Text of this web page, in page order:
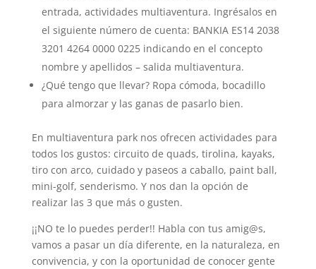
entrada, actividades multiaventura. Ingrésalos en
el siguiente número de cuenta: BANKIA ES14 2038
3201 4264 0000 0225 indicando en el concepto
nombre y apellidos – salida multiaventura.
¿Qué tengo que llevar? Ropa cómoda, bocadillo
para almorzar y las ganas de pasarlo bien.
En multiaventura park nos ofrecen actividades para
todos los gustos: circuito de quads, tirolina, kayaks,
tiro con arco, cuidado y paseos a caballo, paint ball,
mini-golf, senderismo. Y nos dan la opción de
realizar las 3 que más o gusten.
¡¡NO te lo puedes perder!! Habla con tus amig@s,
vamos a pasar un día diferente, en la naturaleza, en
convivencia, y con la oportunidad de conocer gente